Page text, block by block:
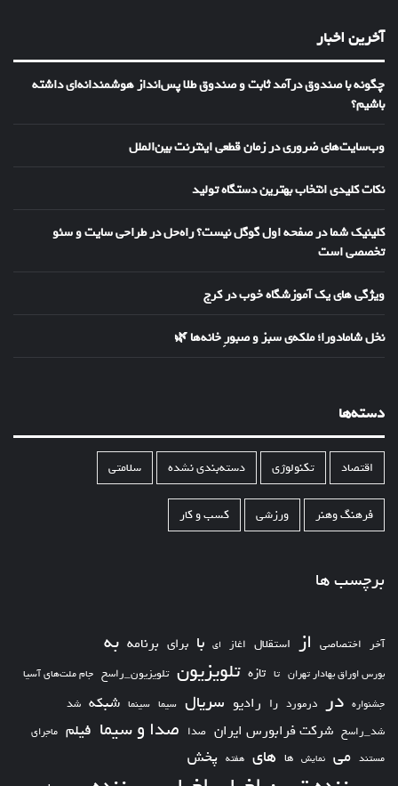
آخرین اخبار
چگونه با صندوق درآمد ثابت و صندوق طلا پس‌انداز هوشمندانه‌ای داشته
باشیم؟
وب‌سایت‌های ضروری در زمان قطعی اینترنت بین‌الملل
نکات کلیدی انتخاب بهترین دستگاه تولید
کلینیک شما در صفحه اول گوگل نیست؟ راه‌حل در طراحی سایت و سئو
تخصصی است
ویژگی های یک آموزشگاه خوب در کرج
نخل شامادورا؛ ملکه‌ی سبز و صبورِ خانه‌ها 🌿
دسته‌ها
اقتصاد تکنولوژی دسته‌بندی نشده سلامتی
فرهنگ وهنر ورزشی کسب و کار
برچسب ها
آخر اختصاصی از استقلال اغاز ای با برای برنامه به
بورس اوراق بهادار تهران تا تازه تلویزیون تلویزیون_راسخ جام ملت‌های آسیا
جشنواره در درمورد را رادیو سریال سیما سینما شبکه شد
شد_راسخ شرکت فرابورس ایران صدا صدا و سیما فیلم ماجرای
مستند می نمایش ها های هفته پخش